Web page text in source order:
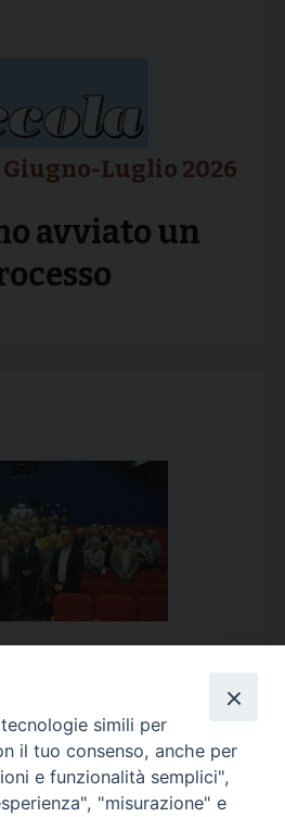
Giugno-Luglio 2026
avviato un
Ago 2026 >>
simili per
il tuo consenso, anche per
e funzionalità semplici",
"misurazione" e